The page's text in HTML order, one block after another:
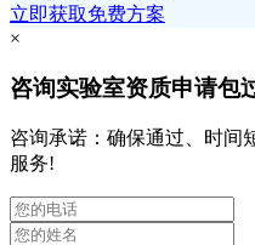
立即获取免费方案
×
咨询实验室资质申请包
咨询承诺：确保通过、时间
服务!